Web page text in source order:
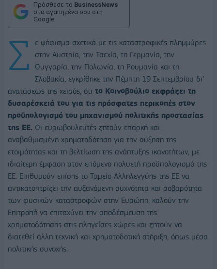
Πρόσθεσε το BusinessNews
στα αγαπημένα σου στη
Google
Σ
ε ψήφισμα σχετικά με τις καταστροφικές πλημμύρες
στην Αυστρία, την Τσεχία, τη Γερμανία, την
Ουγγαρία, την Πολωνία, τη Ρουμανία και τη
Σλοβακία, εγκρίθηκε την Πέμπτη 19 Σεπτεμβρίου δι’
ανατάσεως της χειρός, ότι το Κοινοβούλιο εκφράζει τη
δυσαρέσκειά του για τις πρόσφατες περικοπές στον
προϋπολογισμό του μηχανισμού πολιτικής προστασίας
της ΕΕ. Οι ευρωβουλευτές ζητούν επαρκή και
αναβαθμισμένη χρηματοδότηση για την αύξηση της
ετοιμότητας και τη βελτίωση της ανάπτυξης ικανοτήτων, με
ιδιαίτερη έμφαση στον επόμενο πολυετή προϋπολογισμό της
ΕΕ. Επιθυμούν επίσης το Ταμείο Αλληλεγγύης της ΕΕ να
αντικατοπτρίζει την αυξανόμενη συχνότητα και σοβαρότητα
των φυσικών καταστροφών στην Ευρώπη, καλούν την
Επιτροπή να επιταχύνει την αποδέσμευση της
χρηματοδότησης στις πληγείσες χώρες και ζητούν να
διατεθεί άλλη τεχνική και χρηματοδοτική στήριξη, όπως μέσα
πολιτικής συνοχής.